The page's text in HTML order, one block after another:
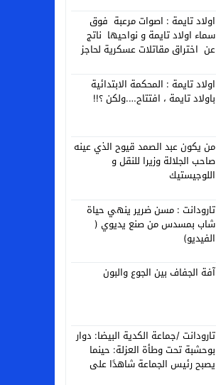
اولاد تايمة : اصوات مرعبة فوق
سماء اولاد تايمة و نواحيها ناتج
عن اختراق مقاتلات عسكرية لحاجز
اولاد تايمة : المحكمة الابتدائية
باولاد تايمة ، افتتاح….ولكن ؟!!
من يكون عبد الصمد قيوح الذي عينه
صاحب الجلالة وزيرا للنقل و
اللوجيستيك
تارودانت : مسن ضرير ينهي حياة
شاب بمسدس من صنع يديوي (
الفيديو)
آفة الجفاف بين الجوع والبون
تارودانت /جماعة الكدية البيضا: دوار
بوحشبة تحت وطأة العزلة: حينما
يصبح رئيس الجماعة شاهدًا على